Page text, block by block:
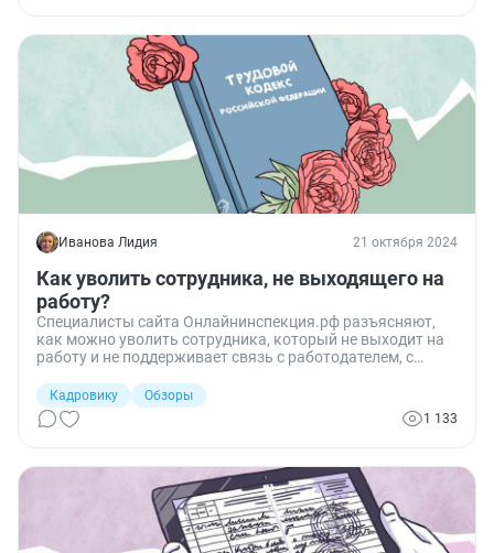
Иванова Лидия 21 октября 2024
Как уволить сотрудника, не выходящего на
работу?
Специалисты сайта Онлайнинспекция.рф разъясняют,
как можно уволить сотрудника, который не выходит на
работу и не поддерживает связь с работодателем, с
Кадровику
Обзоры
1 133